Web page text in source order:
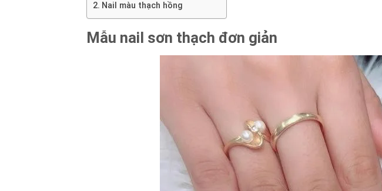
Nail màu thạch hồng
Mẫu nail sơn thạch đơn giản